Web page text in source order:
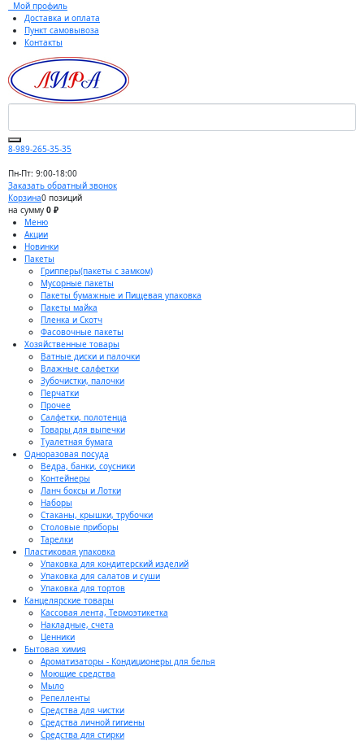
Мой профиль
Доставка и оплата
Пункт самовывоза
Контакты
8-989-265-35-35
Пн-Пт: 9:00-18:00
Заказать обратный звонок
Корзина0 позиций
на сумму 0 ₽
Меню
Акции
Новинки
Пакеты
Грипперы(пакеты с замком)
Мусорные пакеты
Пакеты бумажные и Пищевая упаковка
Пакеты майка
Пленка и Скотч
Фасовочные пакеты
Хозяйственные товары
Ватные диски и палочки
Влажные салфетки
Зубочистки, палочки
Перчатки
Прочее
Салфетки, полотенца
Товары для выпечки
Туалетная бумага
Одноразовая посуда
Ведра, банки, соусники
Контейнеры
Ланч боксы и Лотки
Наборы
Стаканы, крышки, трубочки
Столовые приборы
Тарелки
Пластиковая упаковка
Упаковка для кондитерский изделий
Упаковка для салатов и суши
Упаковка для тортов
Канцелярские товары
Кассовая лента, Термоэтикетка
Накладные, счета
Ценники
Бытовая химия
Ароматизаторы - Кондиционеры для белья
Моющие средства
Мыло
Репелленты
Средства для чистки
Средства личной гигиены
Средства для стирки